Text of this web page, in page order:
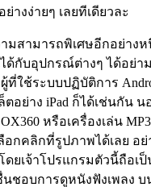
งง่ายๆ เลยทีเดียวละ
มสามารถพิเศษอีกอย่าง
ด้กับอุปกรณ์ต่างๆ ได้อย่า
ที่ใช้ระบบปฏิบัติการ
อย่าง iPad ก็ได้เช่นกัน
หรือเครื่องเล่น
คลิกที่รูปภาพได้เลย อย่
ยเจ้าโปรแกรมตัวนี้ถือเป็
อบการดูหนังฟังเพลง